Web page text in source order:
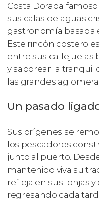
Costa Dorada
sus calas de aguas
gastronomía basada
Este rincón costero
entre sus callejuelas
y saborear la
las grandes
Un pasado
Sus orígenes se
los pescadores
junto al puerto.
mantenido viva su
refleja en sus lonjas
regresando cada